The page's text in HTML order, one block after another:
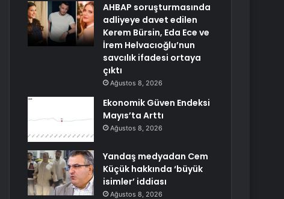
AHBAP soruşturmasında
adliyeye davet edilen
Kerem Bürsin, Eda Ece ve
İrem Helvacıoğlu’nun
savcılık ifadesi ortaya
çıktı
Ağustos 8, 2026
Ekonomik Güven Endeksi
Mayıs’ta Arttı
Ağustos 8, 2026
Yandaş medyadan Cem
Küçük hakkında ‘büyük
isimler’ iddiası
Ağustos 8, 2026